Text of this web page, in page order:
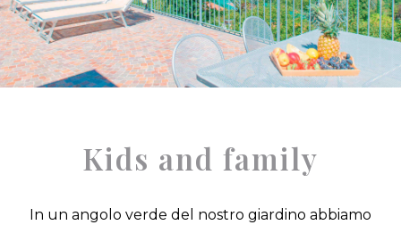
Kids and family
In un angolo verde del nostro giardino abbiamo